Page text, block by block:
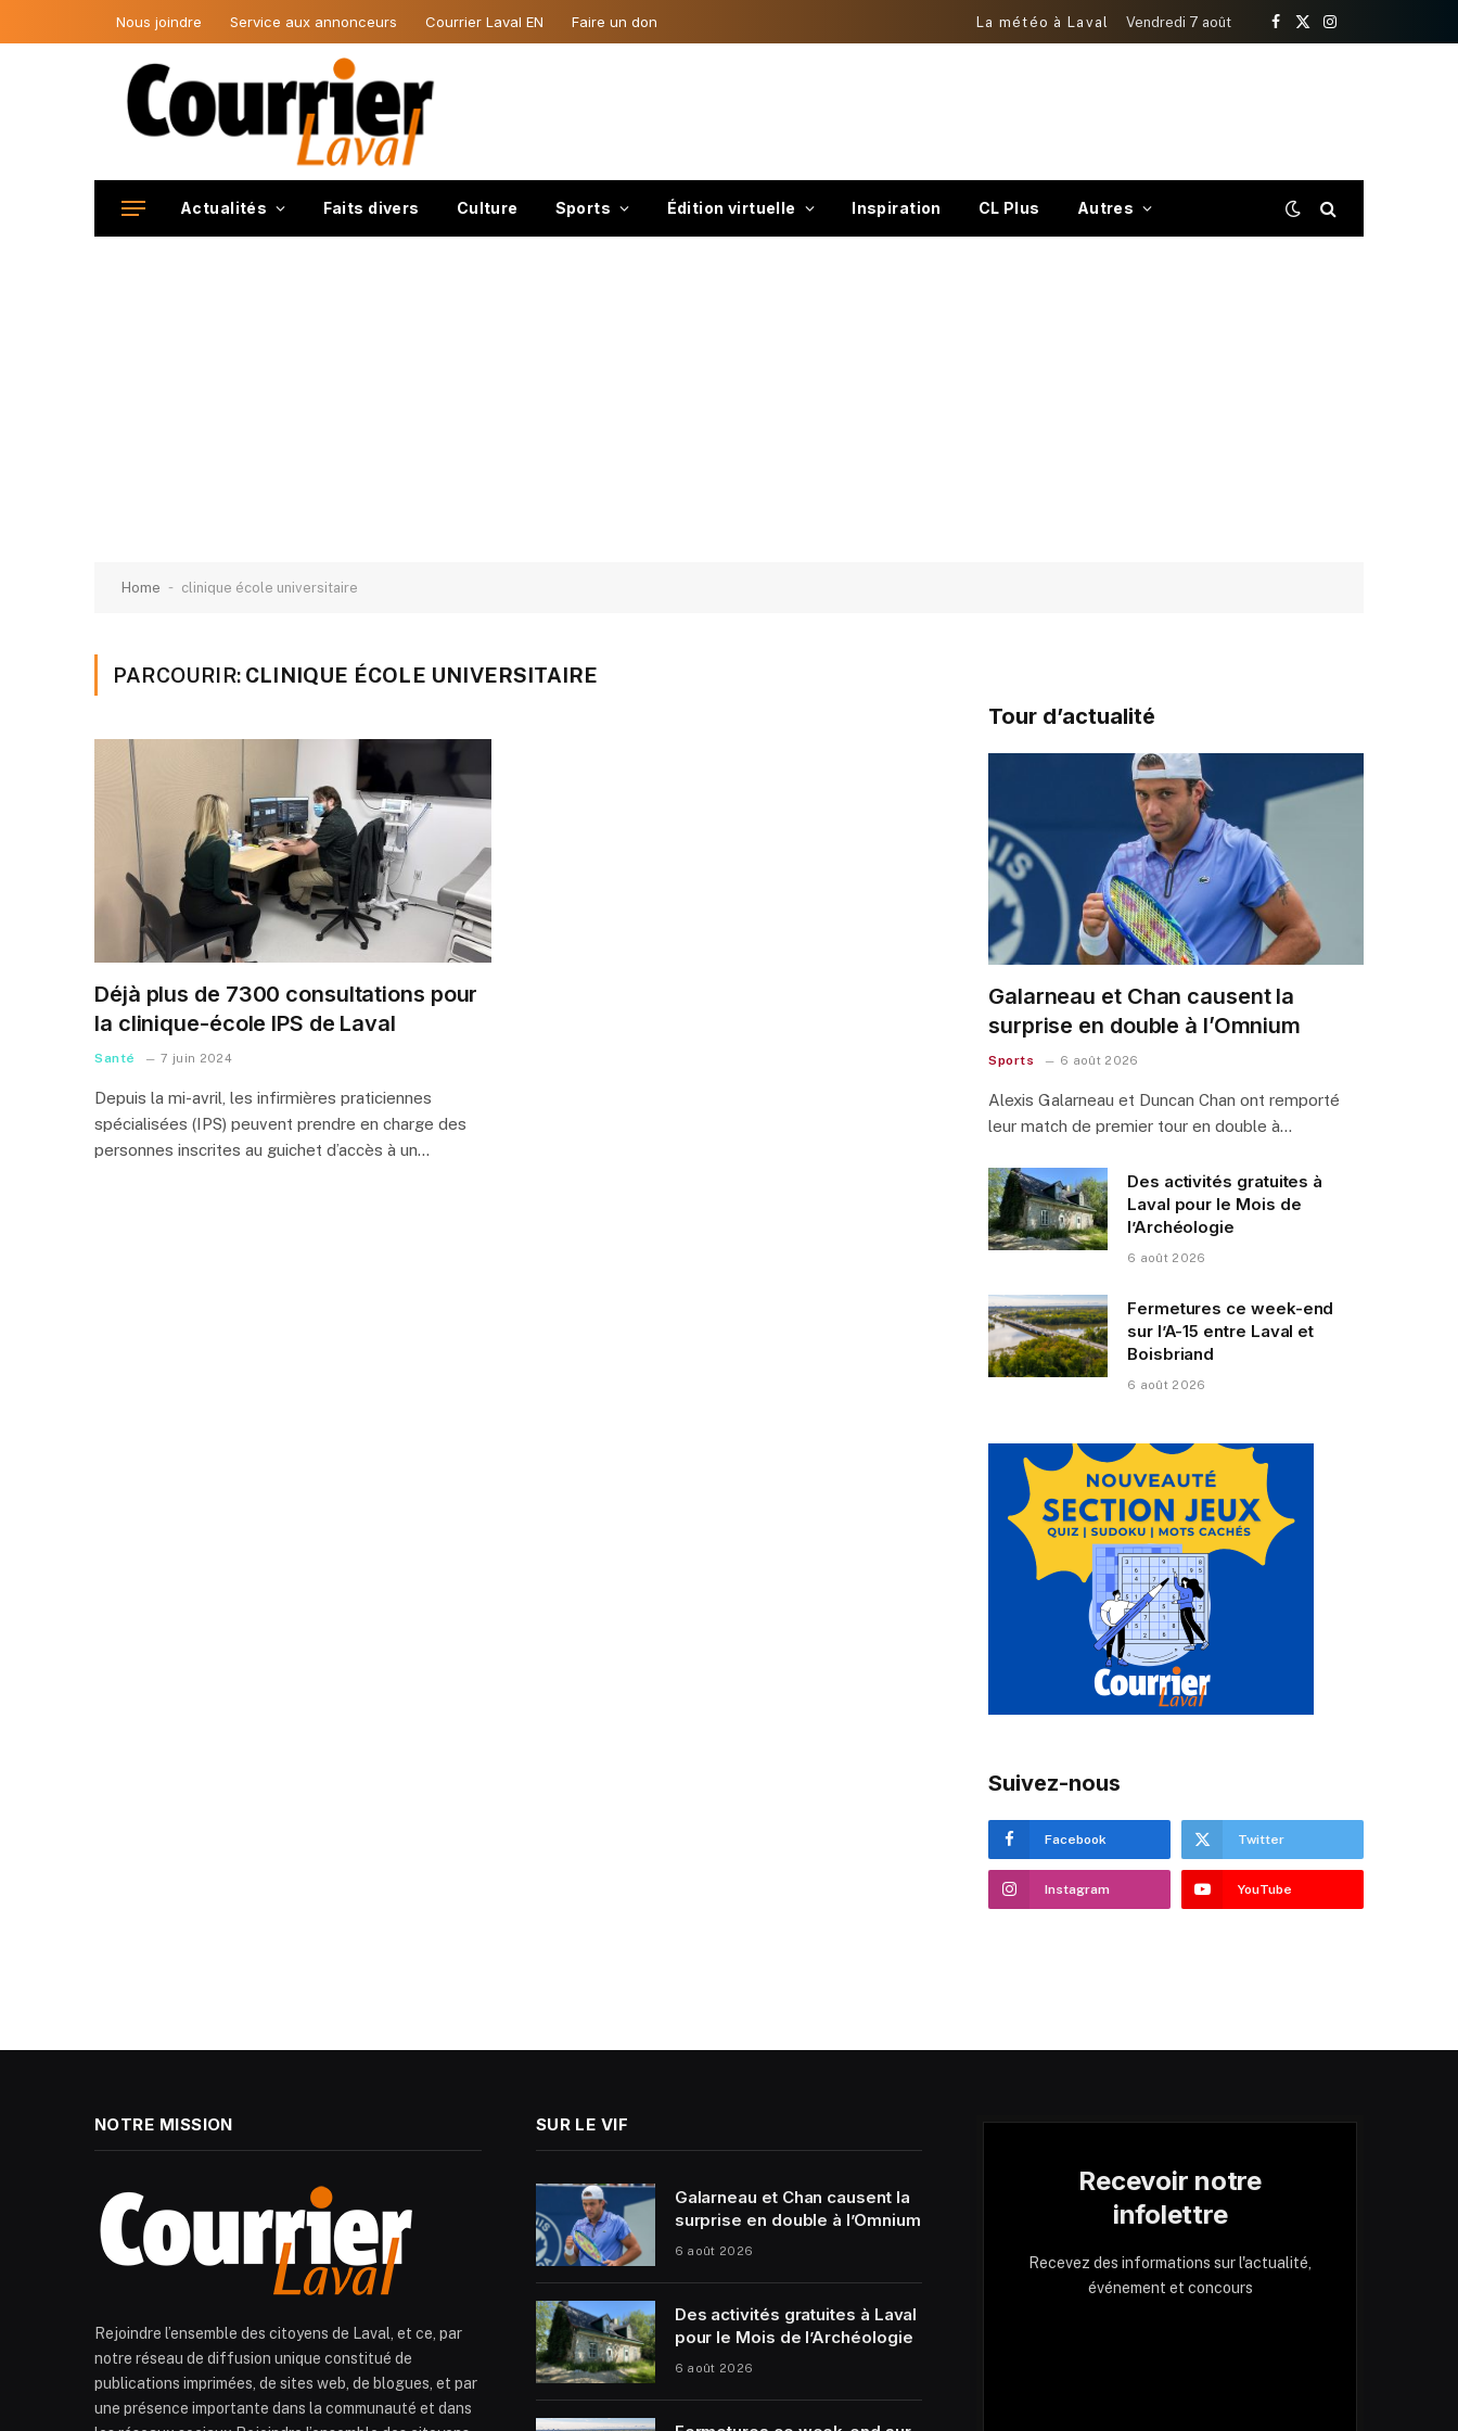
Nous joindre Service aux annonceurs Courrier Laval EN Faire un don La météo à Laval Vendredi 7 août
Facebook
X
Instagram
Actualités Faits divers Culture Sports Édition virtuelle Inspiration CL Plus Autres
Home - clinique école universitaire
PARCOURIR: CLINIQUE ÉCOLE UNIVERSITAIRE
Déjà plus de 7300 consultations pour
la clinique-école IPS de Laval
Santé 7 juin 2024
Depuis la mi-avril, les infirmières praticiennes
spécialisées (IPS) peuvent prendre en charge des
personnes inscrites au guichet d’accès à un…
Tour d’actualité
Galarneau et Chan causent la
surprise en double à l’Omnium
Sports 6 août 2026
Alexis Galarneau et Duncan Chan ont remporté
leur match de premier tour en double à…
Des activités gratuites à
Laval pour le Mois de
l’Archéologie
6 août 2026
Fermetures ce week-end
sur l’A-15 entre Laval et
Boisbriand
6 août 2026
Suivez-nous
Facebook Twitter
Instagram YouTube
NOTRE MISSION
Rejoindre l’ensemble des citoyens de Laval, et ce, par
notre réseau de diffusion unique constitué de
publications imprimées, de sites web, de blogues, et par
une présence importante dans la communauté et dans
SUR LE VIF
Galarneau et Chan causent la
surprise en double à l’Omnium
6 août 2026
Des activités gratuites à Laval
pour le Mois de l’Archéologie
6 août 2026
Recevoir notre
infolettre
Recevez des informations sur l'actualité,
événement et concours